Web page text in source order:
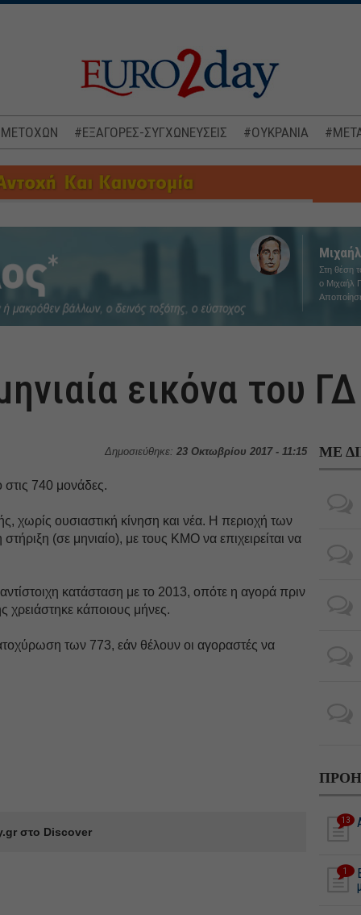
ΜΕΤΟΧΩΝ #ΕΞΑΓΟΡΕΣ-ΣΥΓΧΩΝΕΥΣΕΙΣ #ΟΥΚΡΑΝΙΑ
Στη θέση
ο Μιχαήλ
εικόνα του ΓΔ
Δημοσιεύθηκε: 23 Οκτωβρίου 2017 - 11:15
στις 740 μονάδες.
χωρίς ουσιαστική κίνηση και νέα. Η περιοχή των
(σε μηνιαίο), με τους ΚΜΟ να επιχειρείται να
αντίστοιχη κατάσταση με το 2013, οπότε η αγορά πριν
χρειάστηκε κάποιους μήνες.
των 773, εάν θέλουν οι αγοραστές να
στο Discover
ΜΕ
13
1